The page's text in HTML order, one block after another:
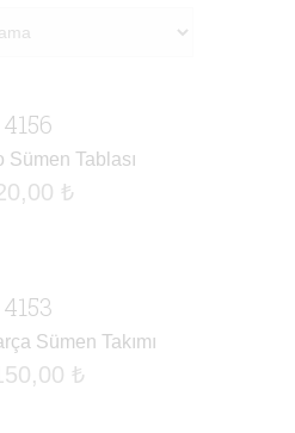
4156
Sümen Tablası
₺
4153
Sümen Takımı
₺